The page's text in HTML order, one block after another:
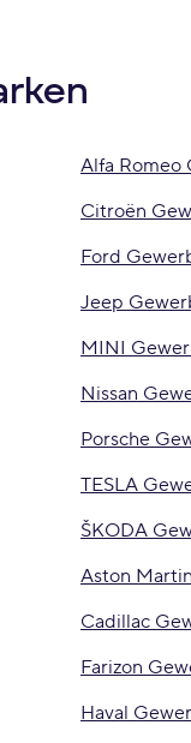
Alfa Romeo
Citroën
Ford
Jeep
MINI
Nissan
Porsche
TESLA
ŠKODA
Aston
Cadillac
Farizon
Haval